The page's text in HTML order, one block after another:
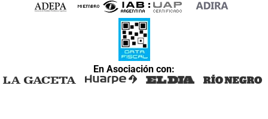
En Asociación con: